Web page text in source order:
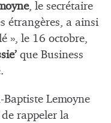
, le secrétaire
étrangères, a ainsi
», le 16 octobre,
que Business
Lemoyne
rappeler la